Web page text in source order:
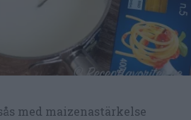
med maizenastärkelse